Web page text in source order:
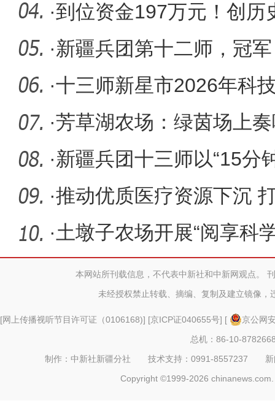
院）
·到位资金197万元！创历
·新疆兵团第十二师，冠军
·十三师新星市2026年科
工作者日
·芳草湖农场：绿茵场上
·新疆兵团十三师以“15分
健康新
·推动优质医疗资源下沉
公里”
·土墩子农场开展“阅享科
普活本网站所刊载信息，不代表中新社和中新网观点。
未经授权禁止转载、摘编、复制及建立镜像，
[网上传播视听节目许可证（0106168)] [京ICP证040655号] [
京公网
总机：86-10-
制作：中新社新疆分社 技术支持：0991-8557237
Copyright ©1999-2026